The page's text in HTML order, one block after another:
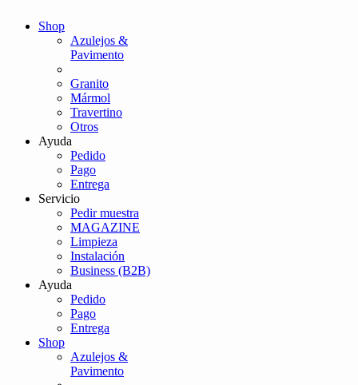
Shop
Azulejos &
Pavimento
Granito
Mármol
Travertino
Otros
Ayuda
Pedido
Pago
Entrega
Servicio
Pedir muestra
MAGAZINE
Limpieza
Instalación
Business (B2B)
Ayuda
Pedido
Pago
Entrega
Shop
Azulejos &
Pavimento